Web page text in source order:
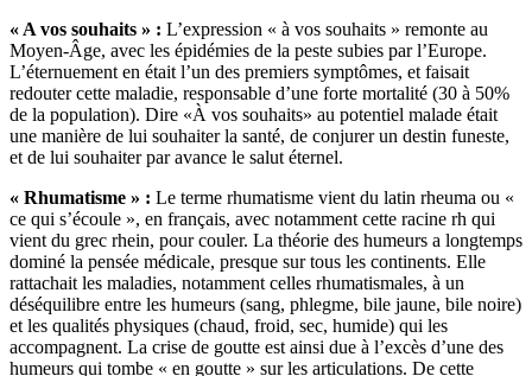
« A vos souhaits » : L’expression « à vos souhaits » remonte au
Moyen-Âge, avec les épidémies de la peste subies par l’Europe.
L’éternuement en était l’un des premiers symptômes, et faisait
redouter cette maladie, responsable d’une forte mortalité (30 à 50%
de la population). Dire «À vos souhaits» au potentiel malade était
une manière de lui souhaiter la santé, de conjurer un destin funeste,
et de lui souhaiter par avance le salut éternel.
« Rhumatisme » : Le terme rhumatisme vient du latin rheuma ou «
ce qui s’écoule », en français, avec notamment cette racine rh qui
vient du grec rhein, pour couler. La théorie des humeurs a longtemps
dominé la pensée médicale, presque sur tous les continents. Elle
rattachait les maladies, notamment celles rhumatismales, à un
déséquilibre entre les humeurs (sang, phlegme, bile jaune, bile noire)
et les qualités physiques (chaud, froid, sec, humide) qui les
accompagnent. La crise de goutte est ainsi due à l’excès d’une des
humeurs qui tombe « en goutte » sur les articulations. De cette